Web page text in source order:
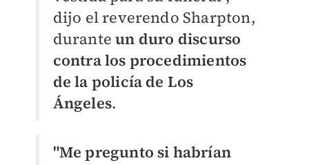
dijo el reverendo Sharpton,
duranteun duro discurso
contra los procedimientos
de la policía de Los
Ángeles.
"Me pregunto si habrían